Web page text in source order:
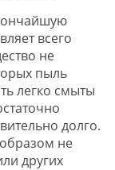
всего
не
пыль
легко смыты
долго.
не
других